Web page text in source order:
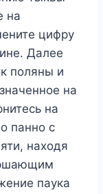
на
цифру
Далее
поляны и
на
на
панно с
находя
паука